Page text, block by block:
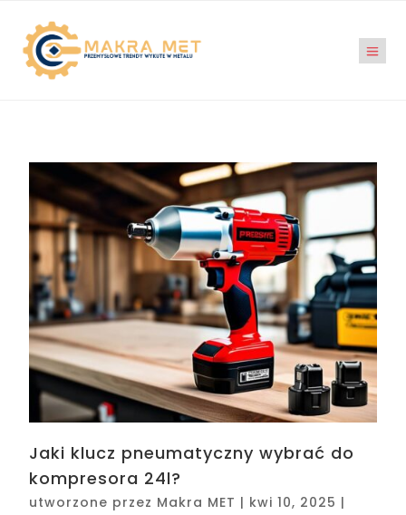
Jaki klucz pneumatyczny wybrać do
kompresora 24l?
utworzone przez Makra MET | kwi 10, 2025 |